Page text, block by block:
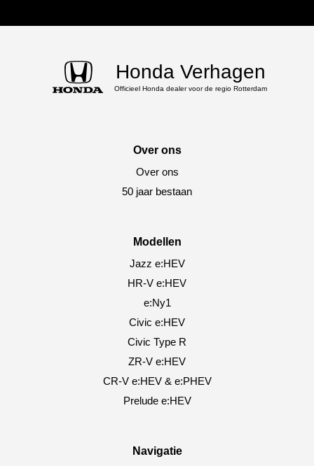
Honda Verhagen
Officieel Honda dealer voor de regio Rotterdam
Over ons
Over ons
50 jaar bestaan
Modellen
Jazz e:HEV
HR-V e:HEV
e:Ny1
Civic e:HEV
Civic Type R
ZR-V e:HEV
CR-V e:HEV & e:PHEV
Prelude e:HEV
Navigatie